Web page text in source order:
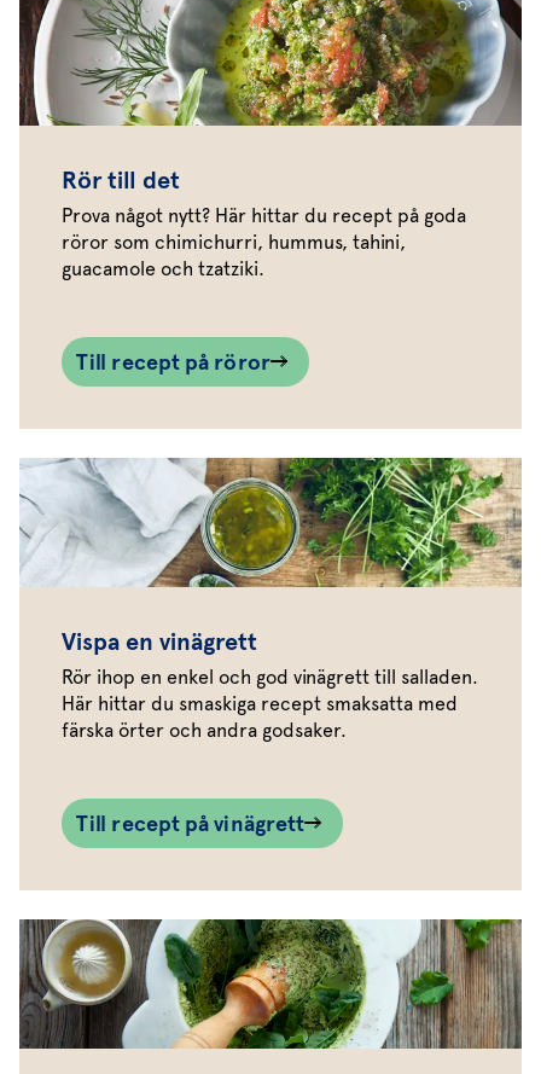
Rör till det
Prova något nytt? Här hittar du recept på goda
röror som chimichurri, hummus, tahini,
guacamole och tzatziki.
Till recept på röror
Vispa en vinägrett
Rör ihop en enkel och god vinägrett till salladen.
Här hittar du smaskiga recept smaksatta med
färska örter och andra godsaker.
Till recept på vinägrett